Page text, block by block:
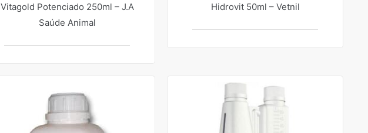
Vitagold Potenciado 250ml – J.A
Saúde Animal
Hidrovit 50ml – Vetnil